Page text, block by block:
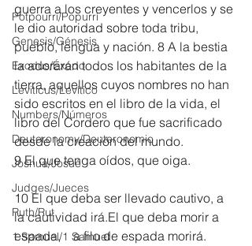
Potpourri/Popurrí
Genesis/Génesis
Exodus/Éxodo
Leviticus/Levítico
Numbers/Números
Deuteronomy/Deuteronomio
Joshua/Josué
Judges/Jueces
Ruth/Rut
1 Samuel/1 Samuel
guerra a los creyentes y vencerlos y se
le dio autoridad sobre toda tribu,
pueblo, lengua y nación. 8 A la bestia
la adorarán todos los habitantes de la
tierra, aquellos cuyos nombres no han
sido escritos en el libro de la vida, el
libro del Cordero que fue sacrificado
desde la creación del mundo.
9 El que tenga oídos, que oiga.
10 El que deba ser llevado cautivo, a
la cautividad irá.El que deba morir a
espada,    a filo de espada morirá.